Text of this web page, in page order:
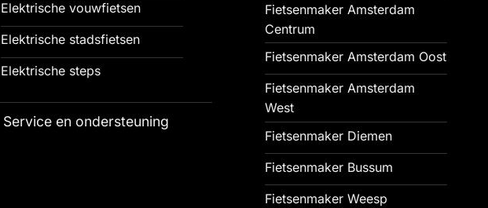
Elektrische vouwfietsen
Elektrische stadsfietsen
Elektrische steps
Service en ondersteuning
Fietsenmaker Amsterdam
Centrum
Fietsenmaker Amsterdam Oost
Fietsenmaker Amsterdam
West
Fietsenmaker Diemen
Fietsenmaker Bussum
Fietsenmaker Weesp